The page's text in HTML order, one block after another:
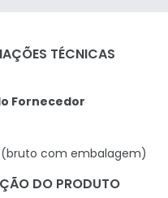
TÉCNICAS
Fornecedor
(bruto com embalagem)
DO PRODUTO